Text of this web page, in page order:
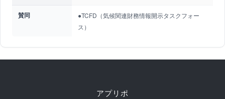
賛同
●TCFD（気候関連財務情報開示タスクフォー
ス）
アプリポ